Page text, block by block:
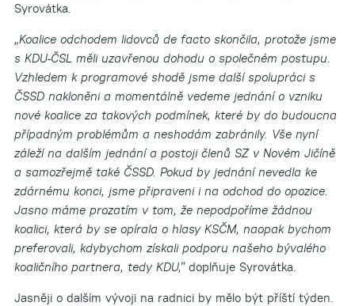
Syrovátka.
„Koalice odchodem lidovců de facto skončila, protože jsme
s KDU-ČSL měli uzavřenou dohodu o společném postupu.
Vzhledem k programové shodě jsme další spolupráci s
ČSSD nakloněni a momentálně vedeme jednání o vzniku
nové koalice za takových podmínek, které by do budoucna
případným problémům a neshodám zabránily. Vše nyní
záleží na dalším jednání a postoji členů SZ v Novém Jičíně
a samozřejmě také ČSSD. Pokud by jednání nevedla ke
zdárnému konci, jsme připraveni i na odchod do opozice.
Jasno máme prozatím v tom, že nepodpoříme žádnou
koalici, která by se opírala o hlasy KSČM, naopak bychom
preferovali, kdybychom získali podporu našeho bývalého
koaličního partnera, tedy KDU,“doplňuje Syrovátka.
Jasněji o dalším vývoji na radnici by mělo být příští týden.